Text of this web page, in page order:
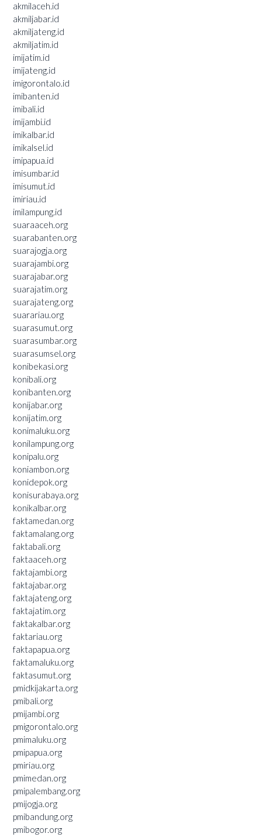
akmilaceh.id
akmiljabar.id
akmiljateng.id
akmiljatim.id
imijatim.id
imijateng.id
imigorontalo.id
imibanten.id
imibali.id
imijambi.id
imikalbar.id
imikalsel.id
imipapua.id
imisumbar.id
imisumut.id
imiriau.id
imilampung.id
suaraaceh.org
suarabanten.org
suarajogja.org
suarajambi.org
suarajabar.org
suarajatim.org
suarajateng.org
suarariau.org
suarasumut.org
suarasumbar.org
suarasumsel.org
konibekasi.org
konibali.org
konibanten.org
konijabar.org
konijatim.org
konimaluku.org
konilampung.org
konipalu.org
koniambon.org
konidepok.org
konisurabaya.org
konikalbar.org
faktamedan.org
faktamalang.org
faktabali.org
faktaaceh.org
faktajambi.org
faktajabar.org
faktajateng.org
faktajatim.org
faktakalbar.org
faktariau.org
faktapapua.org
faktamaluku.org
faktasumut.org
pmidkijakarta.org
pmibali.org
pmijambi.org
pmigorontalo.org
pmimaluku.org
pmipapua.org
pmiriau.org
pmimedan.org
pmipalembang.org
pmijogja.org
pmibandung.org
pmibogor.org